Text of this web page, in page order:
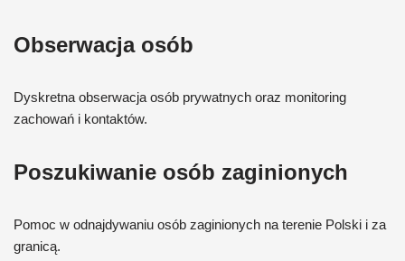
Obserwacja osób
Dyskretna obserwacja osób prywatnych oraz monitoring
zachowań i kontaktów.
Poszukiwanie osób zaginionych
Pomoc w odnajdywaniu osób zaginionych na terenie Polski i za
granicą.